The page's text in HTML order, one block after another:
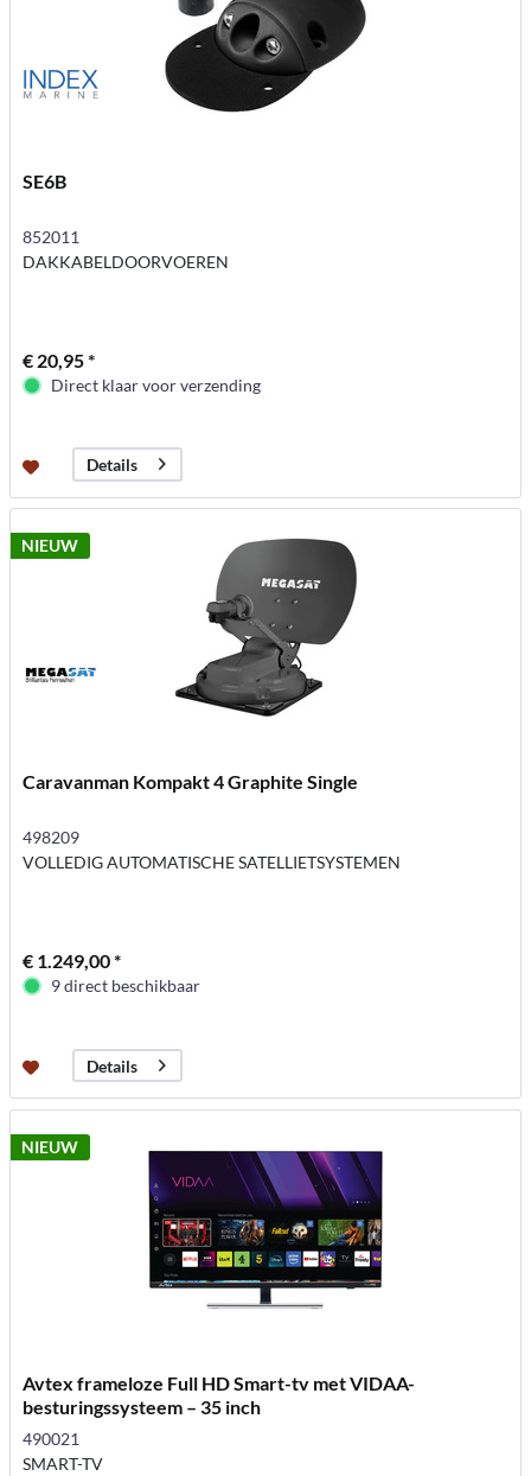
SE6B
852011
DAKKABELDOORVOEREN
€ 20,95 *
Direct klaar voor verzending
Details
NIEUW
Caravanman Kompakt 4 Graphite Single
498209
VOLLEDIG AUTOMATISCHE SATELLIETSYSTEMEN
€ 1.249,00 *
9 direct beschikbaar
Details
NIEUW
Avtex frameloze Full HD Smart-tv met VIDAA-
besturingssysteem – 35 inch
490021
SMART-TV